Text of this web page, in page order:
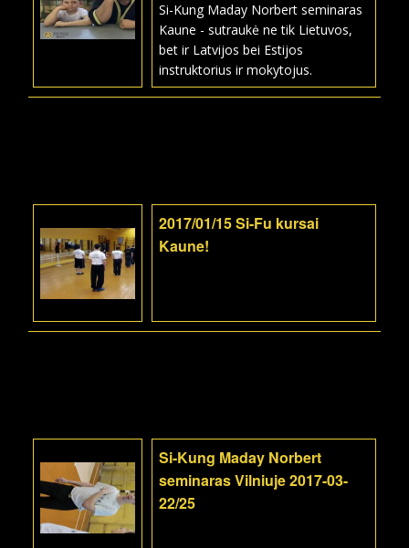
Si-Kung Maday Norbert seminaras
Kaune - sutraukė ne tik Lietuvos,
bet ir Latvijos bei Estijos
instruktorius ir mokytojus.
2017/01/15 Si-Fu kursai
Kaune!
Si-Kung Maday Norbert
seminaras Vilniuje 2017-03-
22/25